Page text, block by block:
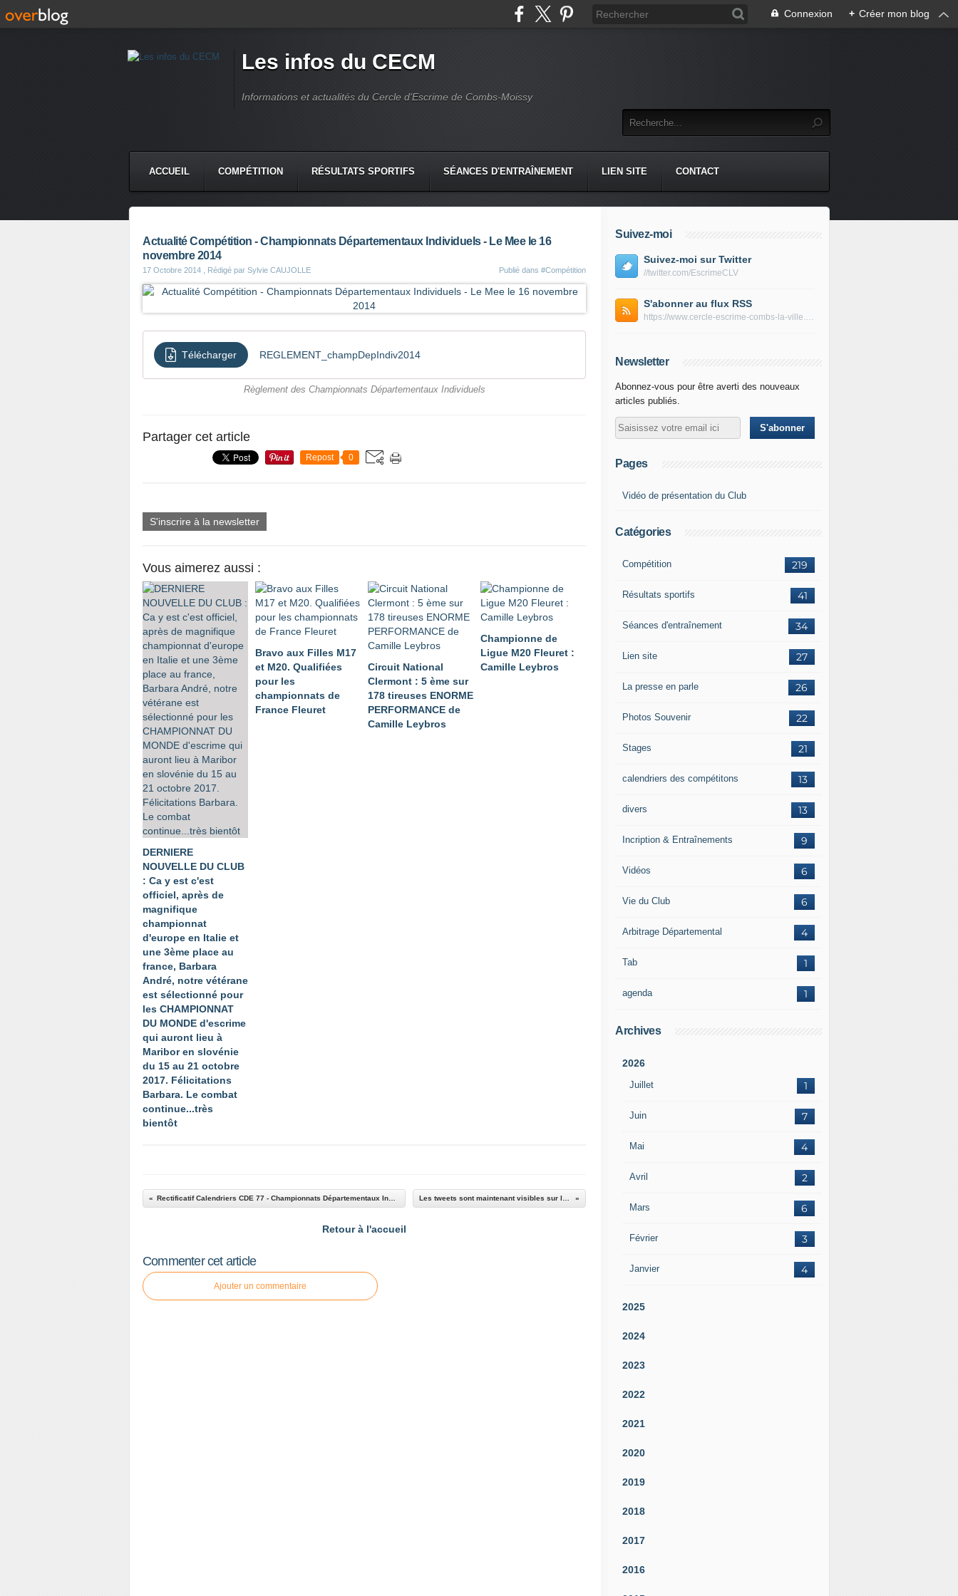
Connexion + Créer mon blog
Les infos du CECM
Informations et actualités du Cercle d'Escrime de Combs-Moissy
ACCUEIL COMPÉTITION RÉSULTATS SPORTIFS SÉANCES D'ENTRAÎNEMENT LIEN SITE CONTACT
Actualité Compétition - Championnats Départementaux Individuels - Le Mee le 16
novembre 2014
17 Octobre 2014 , Rédigé par Sylvie CAUJOLLE Publié dans #Compétition
Télécharger REGLEMENT_champDepIndiv2014
Règlement des Championnats Départementaux Individuels
Partager cet article
Repost 0
S'inscrire à la newsletter
Vous aimerez aussi :
DERNIERE
NOUVELLE DU CLUB
: Ca y est c'est
officiel, après de
magnifique
championnat
d'europe en Italie et
une 3ème place au
france, Barbara
André, notre vétérane
est sélectionné pour
les CHAMPIONNAT
DU MONDE d'escrime
qui auront lieu à
Maribor en slovénie
du 15 au 21 octobre
2017. Félicitations
Barbara. Le combat
continue...très
bientôt
Bravo aux Filles M17
et M20. Qualifiées
pour les
championnats de
France Fleuret
Circuit National
Clermont : 5 ème sur
178 tireuses ENORME
PERFORMANCE de
Camille Leybros
Championne de
Ligue M20 Fleuret :
Camille Leybros
Retour à l'accueil
Commenter cet article
Ajouter un commentaire
Suivez-moi
Suivez-moi sur Twitter
//twitter.com/EscrimeCLV
S'abonner au flux RSS
https://www.cercle-escrime-combs-la-ville.fr/rss
Newsletter
Abonnez-vous pour être averti des nouveaux
articles publiés.
Pages
Vidéo de présentation du Club
Catégories
219
Compétition
41
Résultats sportifs
34
Séances d'entraînement
27
Lien site
26
La presse en parle
22
Photos Souvenir
21
Stages
13
calendriers des compétitons
13
divers
9
Incription & Entraînements
6
Vidéos
6
Vie du Club
4
Arbitrage Départemental
1
Tab
1
agenda
Archives
2026
Juillet 1
Juin 7
Mai 4
Avril 2
Mars 6
Février 3
Janvier 4
2025
2024
2023
2022
2021
2020
2019
2018
2017
2016